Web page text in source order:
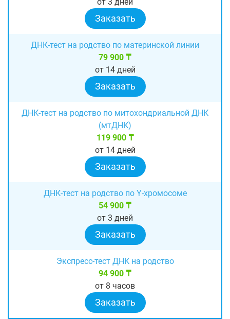
Заказать
ДНК-тест на родство по материнской линии
79 900 ₸
от 14 дней
Заказать
ДНК-тест на родство по митохондриальной ДНК
(мтДНК)
119 900 ₸
от 14 дней
Заказать
ДНК-тест на родство по Y-хромосоме
54 900 ₸
от 3 дней
Заказать
Экспресс-тест ДНК на родство
94 900 ₸
от 8 часов
Заказать